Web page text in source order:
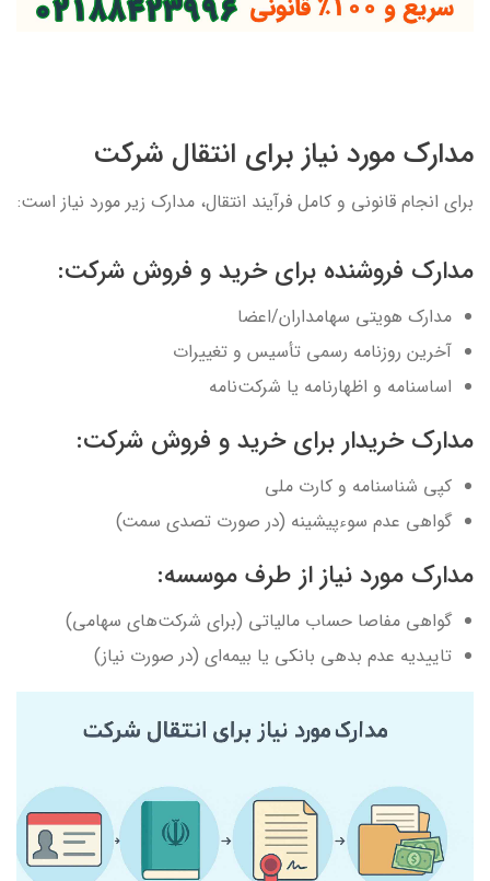
مدارک مورد نیاز برای انتقال شرکت
برای انجام قانونی و کامل فرآیند انتقال، مدارک زیر مورد نیاز است:
مدارک فروشنده برای خرید و فروش شرکت:
مدارک هویتی سهامداران/اعضا
آخرین روزنامه رسمی تأسیس و تغییرات
اساسنامه و اظهارنامه یا شرکت‌نامه
مدارک خریدار برای خرید و فروش شرکت:
کپی شناسنامه و کارت ملی
گواهی عدم سوءپیشینه (در صورت تصدی سمت)
مدارک مورد نیاز از طرف موسسه:
گواهی مفاصا حساب مالیاتی (برای شرکت‌های سهامی)
تاییدیه عدم بدهی بانکی یا بیمه‌ای (در صورت نیاز)